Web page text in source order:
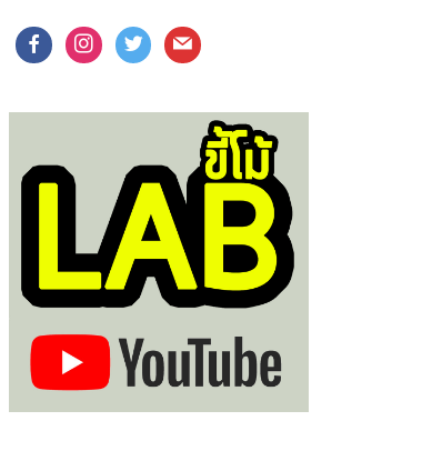
facebookinstagram
twitter mail